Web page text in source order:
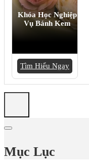
Khóa Học Nghiệp
Vụ Bánh Kem
Tìm Hiểu Ngay
Mục Lục